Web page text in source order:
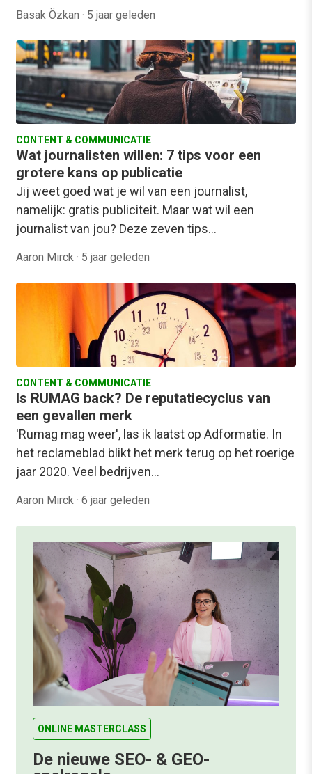
Basak Özkan · 5 jaar geleden
CONTENT & COMMUNICATIE
Wat journalisten willen: 7 tips voor een
grotere kans op publicatie
Jij weet goed wat je wil van een journalist,
namelijk: gratis publiciteit. Maar wat wil een
journalist van jou? Deze zeven tips…
Aaron Mirck · 5 jaar geleden
CONTENT & COMMUNICATIE
Is RUMAG back? De reputatiecyclus van
een gevallen merk
'Rumag mag weer', las ik laatst op Adformatie. In
het reclameblad blikt het merk terug op het roerige
jaar 2020. Veel bedrijven…
Aaron Mirck · 6 jaar geleden
ONLINE MASTERCLASS
De nieuwe SEO- & GEO-